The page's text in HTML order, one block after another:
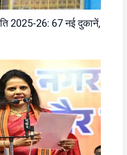
2025-26: 67 नई दुकानें,